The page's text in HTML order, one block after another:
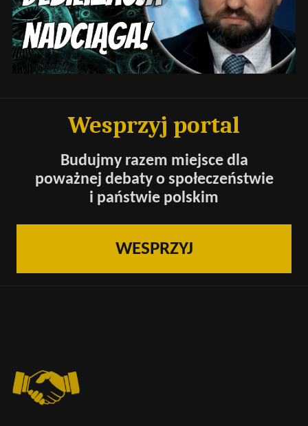
Wesprzyj portal
Budujmy razem miejsce dla
poważnej debaty o społeczeństwie
i państwie polskim
WESPRZYJ